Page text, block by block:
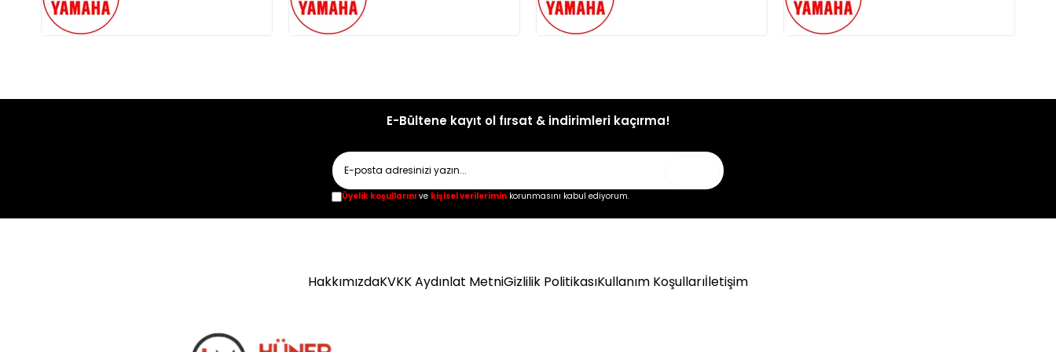
E-Bültene kayıt ol fırsat & indirimleri kaçırma!
Üyelik koşullarını ve kişisel verilerimin korunmasını kabul ediyorum.
HakkımızdaKVKK Aydınlat MetniGizlilik PolitikasıKullanım Koşullarıİletişim